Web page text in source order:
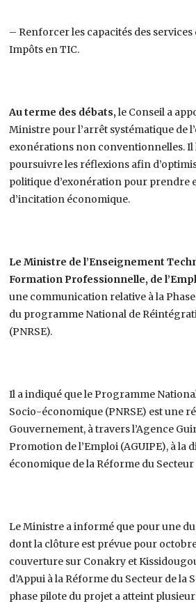
– Renforcer les capacités des services
Impôts en TIC.
Au terme des débats,le Conseil a
Ministre pour l’arrêt systématique de
exonérations non conventionnelles. Il
poursuivre les réflexions afin
politique d’exonération pour prendre
d’incitation économique.
Le Ministre de l’Enseignement
Formation Professionnelle, de
une communication relative à la Phase
du programme National de
(PNRSE).
Il a indiqué que le Programme
Socio-économique (PNRSE) est une
Gouvernement, à travers l’Agence
Promotion de l’Emploi (AGUIPE), à la
économique de la Réforme du Secteur
Le Ministre a informé que pour une
dont la clôture est prévue pour
couverture sur Conakry et
d’Appui à la Réforme du Secteur de la
phase pilote du projet a atteint